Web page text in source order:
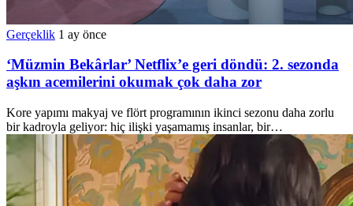
Gerçeklik 1 ay önce
‘Müzmin Bekârlar’ Netflix’e geri döndü: 2. sezonda
aşkın acemilerini okumak çok daha zor
Kore yapımı makyaj ve flört programının ikinci sezonu daha zorlu
bir kadroyla geliyor: hiç ilişki yaşamamış insanlar, bir…